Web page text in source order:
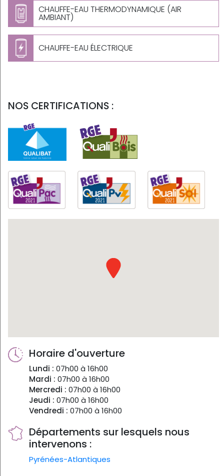
CHAUFFE-EAU THERMODYNAMIQUE (AIR
AMBIANT)
CHAUFFE-EAU ÉLECTRIQUE
NOS CERTIFICATIONS :
Horaire d'ouverture
Lundi : 07h00 à 16h00
Mardi : 07h00 à 16h00
Mercredi : 07h00 à 16h00
Jeudi : 07h00 à 16h00
Vendredi : 07h00 à 16h00
Départements sur lesquels nous
intervenons :
Pyrénées-Atlantiques